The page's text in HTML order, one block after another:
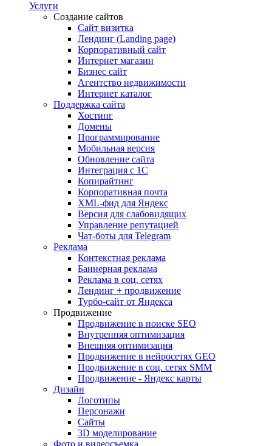
Услуги
Создание сайтов
Сайт визитка
Лендинг (Landing page)
Корпоративный сайт
Интернет магазин
Бизнес сайт
Агентство недвижимости
Интернет каталог
Поддержка сайта
Хостинг
Домены
Программирование
Мобильная версия
Обновление сайта
Интеграция с 1С
Копирайтинг
Корпоративная почта
XML-фид для Яндекс
Версия для слабовидящих
Управление репутацией
Чат-боты для Telegram
Реклама
Контекстная реклама
Баннерная реклама
Реклама в соц. сетях
Лендинг + продвижение
Турбо-сайт от Яндекса
Продвижение
Продвижение в поиске SEO
Внутренняя оптимизация
Внешняя оптимизация
Продвижение в нейросетях GEO
Продвижение в соц. сетях SMM
Продвижение - Яндекс карты
Дизайн
Логотипы
Персонажи
Сайты
3D моделирование
Фото и видеосъемка